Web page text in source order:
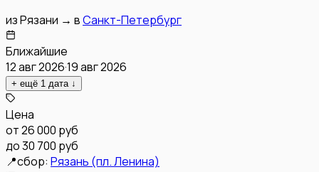
изРязани → вСанкт-Петербург
Ближайшие
12 авг 2026·19 авг 2026
+ ещё 1 дата ↓
Цена
от26 000 руб
до 30 700 руб
📍сбор: Рязань (пл. Ленина)